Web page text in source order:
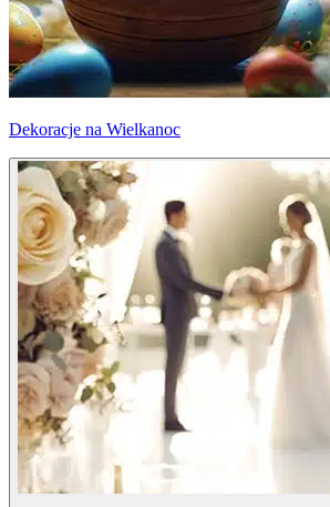
Dekoracje na Wielkanoc